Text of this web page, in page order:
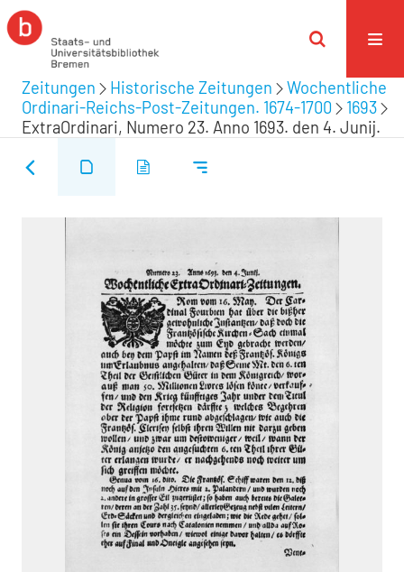
Zeitungen Historische Zeitungen
Wochentliche
Ordinari-Reichs-Post-Zeitungen. 1674-1700
1693
ExtraOrdinari, Numero 23. Anno 1693. den 4. Junij.